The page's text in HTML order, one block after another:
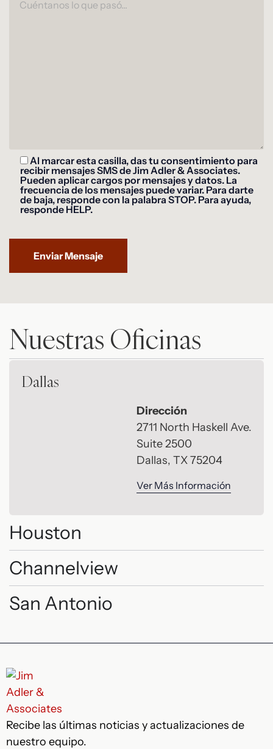
Al marcar esta casilla, das tu consentimiento para
recibir mensajes SMS de Jim Adler & Associates.
Pueden aplicar cargos por mensajes y datos. La
frecuencia de los mensajes puede variar. Para darte
de baja, responde con la palabra STOP. Para ayuda,
responde HELP.
Nuestras Oficinas
Dallas
Dirección
2711 North Haskell Ave.
Suite 2500
Dallas, TX 75204
Ver Más Información
Houston
Channelview
San Antonio
Recibe las últimas noticias y actualizaciones de
nuestro equipo.